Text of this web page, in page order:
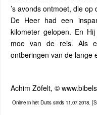
’s avonds ontmoet, die
De Heer had een
kilometer gelopen. En
moe van de reis. Als
ontberingen van de lange
Achim Zöfelt, ©
Online in het Duits sinds 11.07.2018.